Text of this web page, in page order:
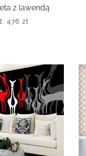
z lawendą
476 zł